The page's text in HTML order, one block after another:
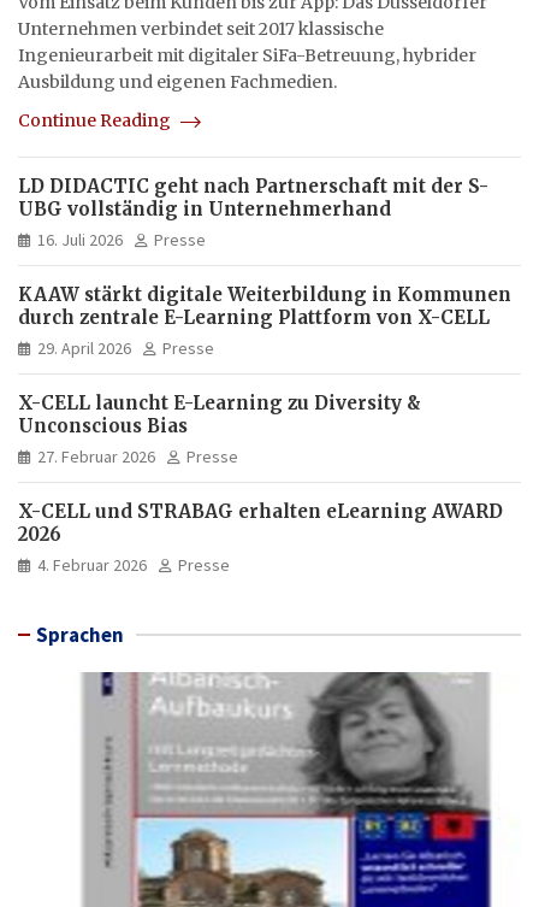
Unternehmen verbindet seit 2017 klassische
Ingenieurarbeit mit digitaler SiFa-Betreuung, hybrider
Ausbildung und eigenen Fachmedien.
Continue Reading
LD DIDACTIC geht nach Partnerschaft mit der S-
UBG vollständig in Unternehmerhand
16. Juli 2026 Presse
KAAW stärkt digitale Weiterbildung in Kommunen
durch zentrale E-Learning Plattform von X-CELL
29. April 2026 Presse
X-CELL launcht E-Learning zu Diversity &
Unconscious Bias
27. Februar 2026 Presse
X-CELL und STRABAG erhalten eLearning AWARD
2026
4. Februar 2026 Presse
Sprachen